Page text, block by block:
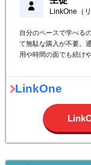
LinkOne（
自分のペースで学べる
て無駄な購入が不要。
用や時間の面でも続け
LinkOne